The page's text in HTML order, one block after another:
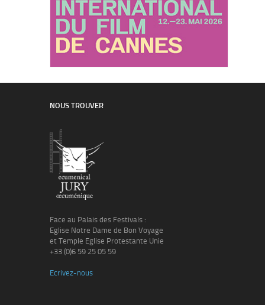
NOUS TROUVER
Face au Palais des Festivals :
Eglise Notre Dame de Bon Voyage
et Temple Eglise Protestante Unie
+33 (0)6 59 25 05 59
Ecrivez-nous